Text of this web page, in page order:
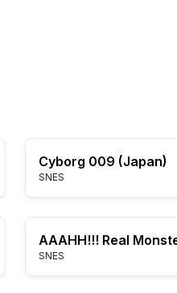
Cyborg 009 (Japan)
SNES
SNES